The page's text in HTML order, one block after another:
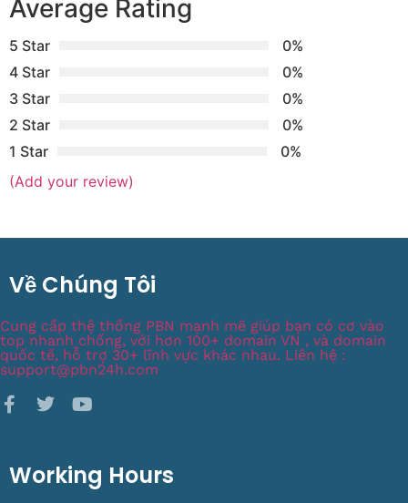
Average Rating
5 Star
0%
4 Star
0%
3 Star
0%
2 Star
0%
1 Star
0%
(Add your review)
Về Chúng Tôi
Cung cấp thệ thống PBN mạnh mẽ giúp bạn có cơ vào
top nhanh chống, với hơn 100+ domain VN , và domain
quốc tế, hỗ trợ 30+ lĩnh vực khác nhau. Liên hệ :
support@pbn24h.com
Working Hours